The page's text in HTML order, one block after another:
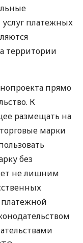
платежных
территории
прямо
К
размещать на
марки
без
не лишним